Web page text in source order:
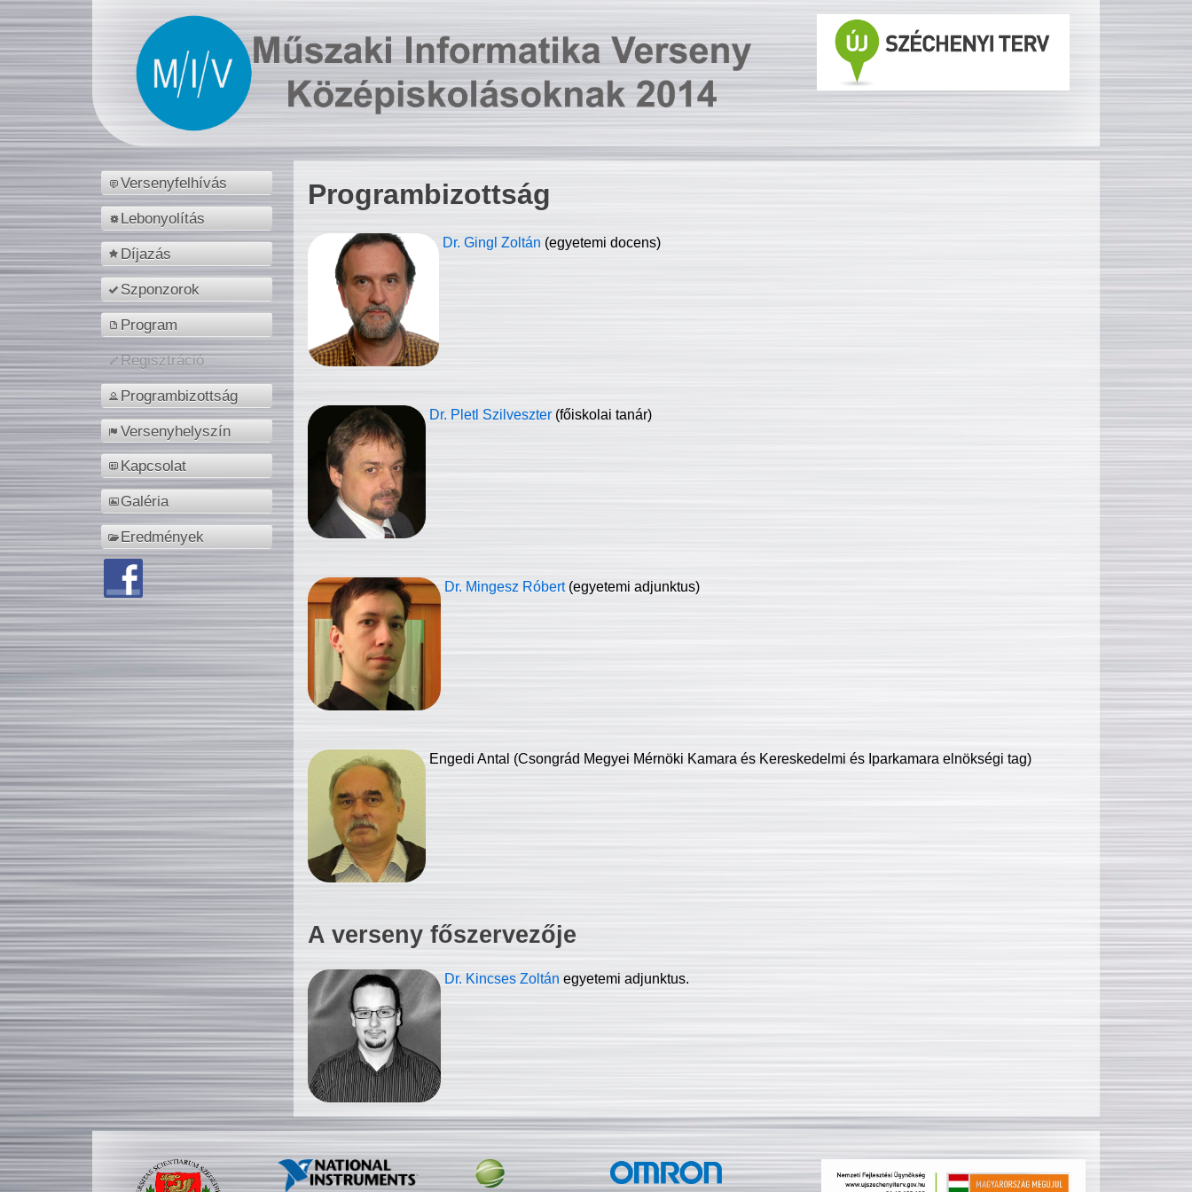
Versenyfelhívás
Lebonyolítás
Díjazás
Szponzorok
Program
Regisztráció
Programbizottság
Versenyhelyszín
Kapcsolat
Galéria
Eredmények
Programbizottság
Dr. Gingl Zoltán (egyetemi docens)
Dr. Pletl Szilveszter (főiskolai tanár)
Dr. Mingesz Róbert (egyetemi adjunktus)
Engedi Antal (Csongrád Megyei Mérnöki Kamara és Kereskedelmi és Iparkamara elnökségi tag)
A verseny főszervezője
Dr. Kincses Zoltán egyetemi adjunktus.